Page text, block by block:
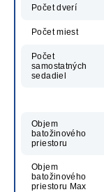
Počet dverí
Počet miest
Počet
samostatných
sedadiel
Objem
batožinového
priestoru
Objem
batožinového
priestoru Max